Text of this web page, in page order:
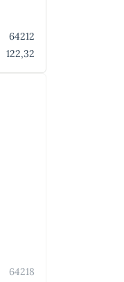
64212
122,32
64218